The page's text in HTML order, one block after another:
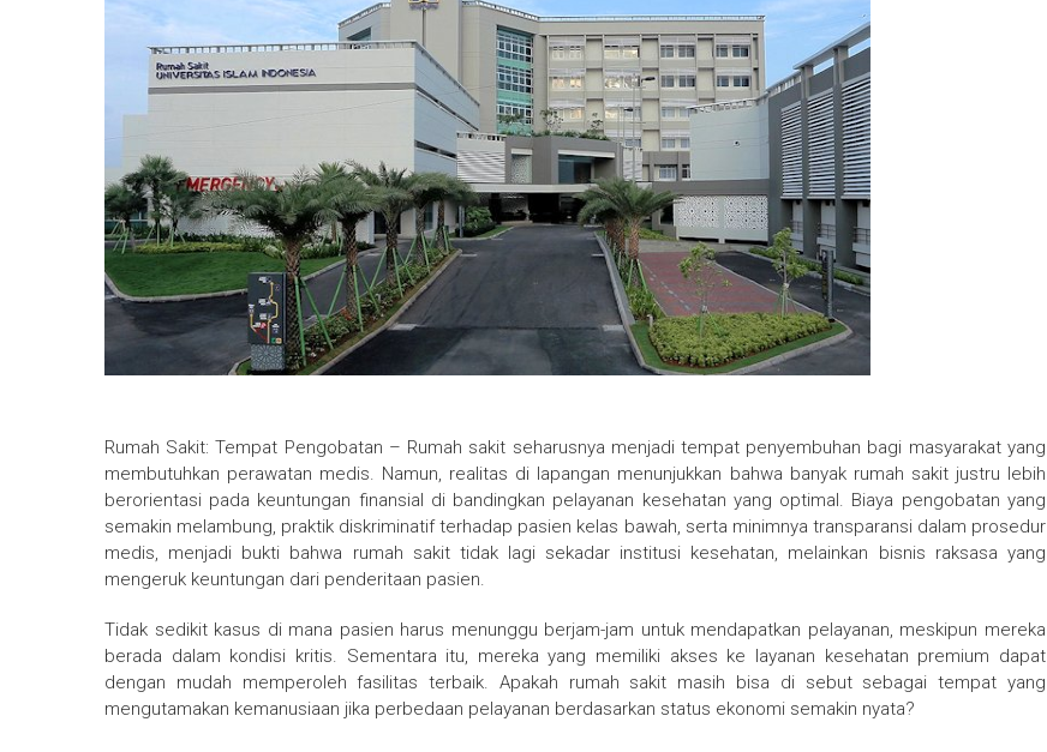
Rumah Sakit: Tempat Pengobatan – Rumah sakit seharusnya menjadi tempat penyembuhan bagi masyarakat yang
membutuhkan perawatan medis. Namun, realitas di lapangan menunjukkan bahwa banyak rumah sakit justru lebih
berorientasi pada keuntungan finansial di bandingkan pelayanan kesehatan yang optimal. Biaya pengobatan yang
semakin melambung, praktik diskriminatif terhadap pasien kelas bawah, serta minimnya transparansi dalam prosedur
medis, menjadi bukti bahwa rumah sakit tidak lagi sekadar institusi kesehatan, melainkan bisnis raksasa yang
mengeruk keuntungan dari penderitaan pasien.
Tidak sedikit kasus di mana pasien harus menunggu berjam-jam untuk mendapatkan pelayanan, meskipun mereka
berada dalam kondisi kritis. Sementara itu, mereka yang memiliki akses ke layanan kesehatan premium dapat
dengan mudah memperoleh fasilitas terbaik. Apakah rumah sakit masih bisa di sebut sebagai tempat yang
mengutamakan kemanusiaan jika perbedaan pelayanan berdasarkan status ekonomi semakin nyata?